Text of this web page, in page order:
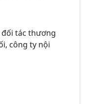
tác thương
công ty nội